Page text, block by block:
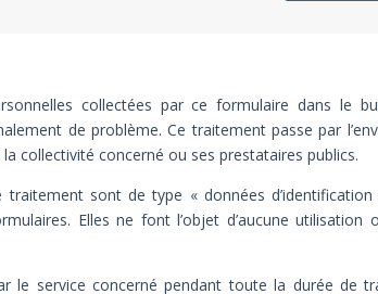
collectées par ce formulaire dans le
de problème. Ce traitement passe par
collectivité concerné ou ses prestataires publics.
sont de type « données
Elles ne font l’objet d’aucune
le service concerné pendant toute la durée de